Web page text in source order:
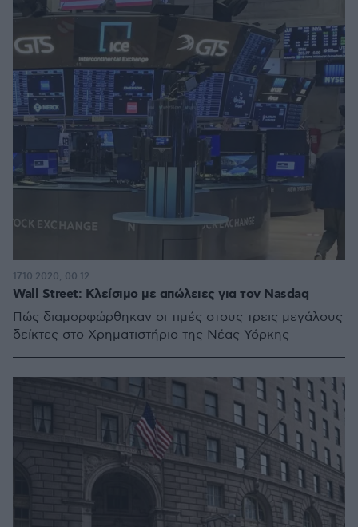
Wall Street: Κλείσιμο με απώλειες για τον Nasdaq
Πώς διαμορφώρθηκαν οι τιμές στους τρεις μεγάλους
δείκτες στο Χρηματιστήριο της Νέας Υόρκης
17.10.2020, 00:12